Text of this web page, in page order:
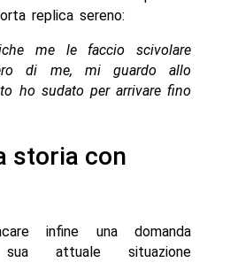
replica sereno:
me le faccio scivolare
di me, mi guardo allo
ho sudato per arrivare fino
storia con
infine una domanda
attuale situazione